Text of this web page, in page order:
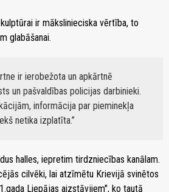
ir mākslinieciska vērtība, to
glabāšanai.
ir ierobežota un apkārtnē
un pašvaldības policijas darbinieki.
informācija par pieminekļa
netika izplatīta.
halles, iepretim tirdzniecības kanālam.
cilvēki, lai atzīmētu Krievijā svinētos
Liepājas aizstāvjiem", ko tautā